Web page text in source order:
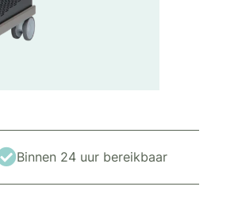
Binnen 24 uur bereikbaar